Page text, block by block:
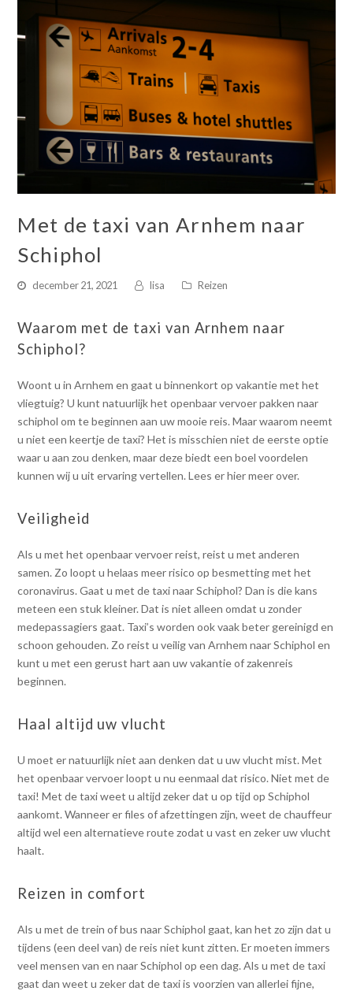
Met de taxi van Arnhem naar
Schiphol
december 21, 2021 lisa Reizen
Waarom met de taxi van Arnhem naar
Schiphol?
Woont u in Arnhem en gaat u binnenkort op vakantie met het
vliegtuig? U kunt natuurlijk het openbaar vervoer pakken naar
schiphol om te beginnen aan uw mooie reis. Maar waarom neemt
u niet een keertje de taxi? Het is misschien niet de eerste optie
waar u aan zou denken, maar deze biedt een boel voordelen
kunnen wij u uit ervaring vertellen. Lees er hier meer over.
Veiligheid
Als u met het openbaar vervoer reist, reist u met anderen
samen. Zo loopt u helaas meer risico op besmetting met het
coronavirus. Gaat u met de taxi naar Schiphol? Dan is die kans
meteen een stuk kleiner. Dat is niet alleen omdat u zonder
medepassagiers gaat. Taxi’s worden ook vaak beter gereinigd en
schoon gehouden. Zo reist u veilig van Arnhem naar Schiphol en
kunt u met een gerust hart aan uw vakantie of zakenreis
beginnen.
Haal altijd uw vlucht
U moet er natuurlijk niet aan denken dat u uw vlucht mist. Met
het openbaar vervoer loopt u nu eenmaal dat risico. Niet met de
taxi! Met de taxi weet u altijd zeker dat u op tijd op Schiphol
aankomt. Wanneer er files of afzettingen zijn, weet de chauffeur
altijd wel een alternatieve route zodat u vast en zeker uw vlucht
haalt.
Reizen in comfort
Als u met de trein of bus naar Schiphol gaat, kan het zo zijn dat u
tijdens (een deel van) de reis niet kunt zitten. Er moeten immers
veel mensen van en naar Schiphol op een dag. Als u met de taxi
gaat dan weet u zeker dat de taxi is voorzien van allerlei fijne,